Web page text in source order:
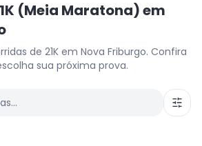
(Meia Maratona)em
de 21K em Nova Friburgo. Confira
sua próxima prova.